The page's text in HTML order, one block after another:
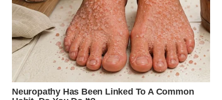
WN
TAPANULI
TENGAH
WN DELI
SERDANG
WN